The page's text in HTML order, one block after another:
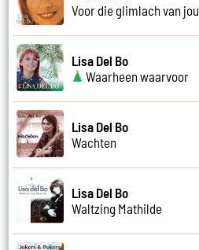
Voor die glimlach van jou
Lisa Del Bo
Waarheen waarvoor
Lisa Del Bo
Wachten
Lisa Del Bo
Waltzing Mathilde